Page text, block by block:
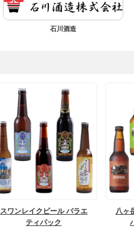
石川酒造
スワンレイクビール バラエ
ティパック
八ヶ